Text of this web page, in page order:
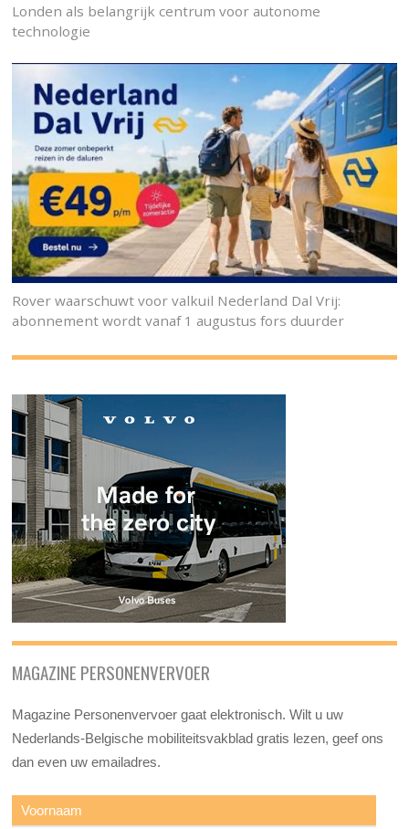
Londen als belangrijk centrum voor autonome
technologie
Rover waarschuwt voor valkuil Nederland Dal Vrij:
abonnement wordt vanaf 1 augustus fors duurder
MAGAZINE PERSONENVERVOER
Magazine Personenvervoer gaat elektronisch. Wilt u uw
Nederlands-Belgische mobiliteitsvakblad gratis lezen, geef ons
dan even uw emailadres.